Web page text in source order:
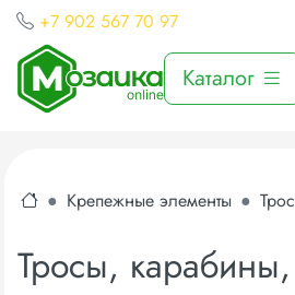
+7 902 567 70 97
Каталог
Крепежные элементы
Тросы,